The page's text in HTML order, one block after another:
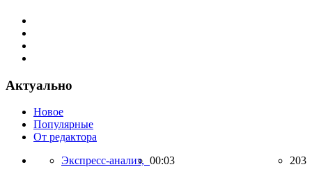
Актуально
Новое
Популярные
От редактора
Экспресс-анализ, 00:03 203